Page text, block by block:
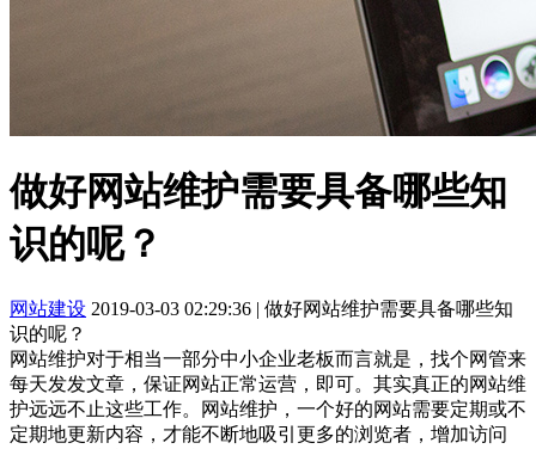
做好网站维护需要具备哪些知
识的呢？
网站建设 2019-03-03 02:29:36 | 做好网站维护需要具备哪些知
识的呢？
网站维护对于相当一部分中小企业老板而言就是，找个网管来
每天发发文章，保证网站正常运营，即可。其实真正的网站维
护远远不止这些工作。网站维护，一个好的网站需要定期或不
定期地更新内容，才能不断地吸引更多的浏览者，增加访问